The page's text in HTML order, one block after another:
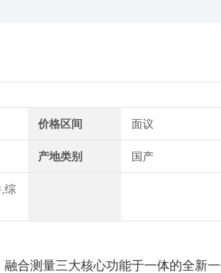
价格区间 面议
产地类别 国产
综
合测量三大核心功能于一体的全新